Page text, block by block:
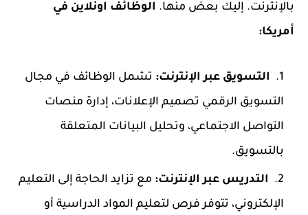
بالإنترنت. إليك بعض منها. الوظائف اونلاين في
أمريكا:
التسويق عبر الإنترنت: تشمل الوظائف في مجال
التسويق الرقمي تصميم الإعلانات، إدارة منصات
التواصل الاجتماعي، وتحليل البيانات المتعلقة
بالتسويق.
التدريس عبر الإنترنت: مع تزايد الحاجة إلى التعليم
الإلكتروني، تتوفر فرص لتعليم المواد الدراسية أو